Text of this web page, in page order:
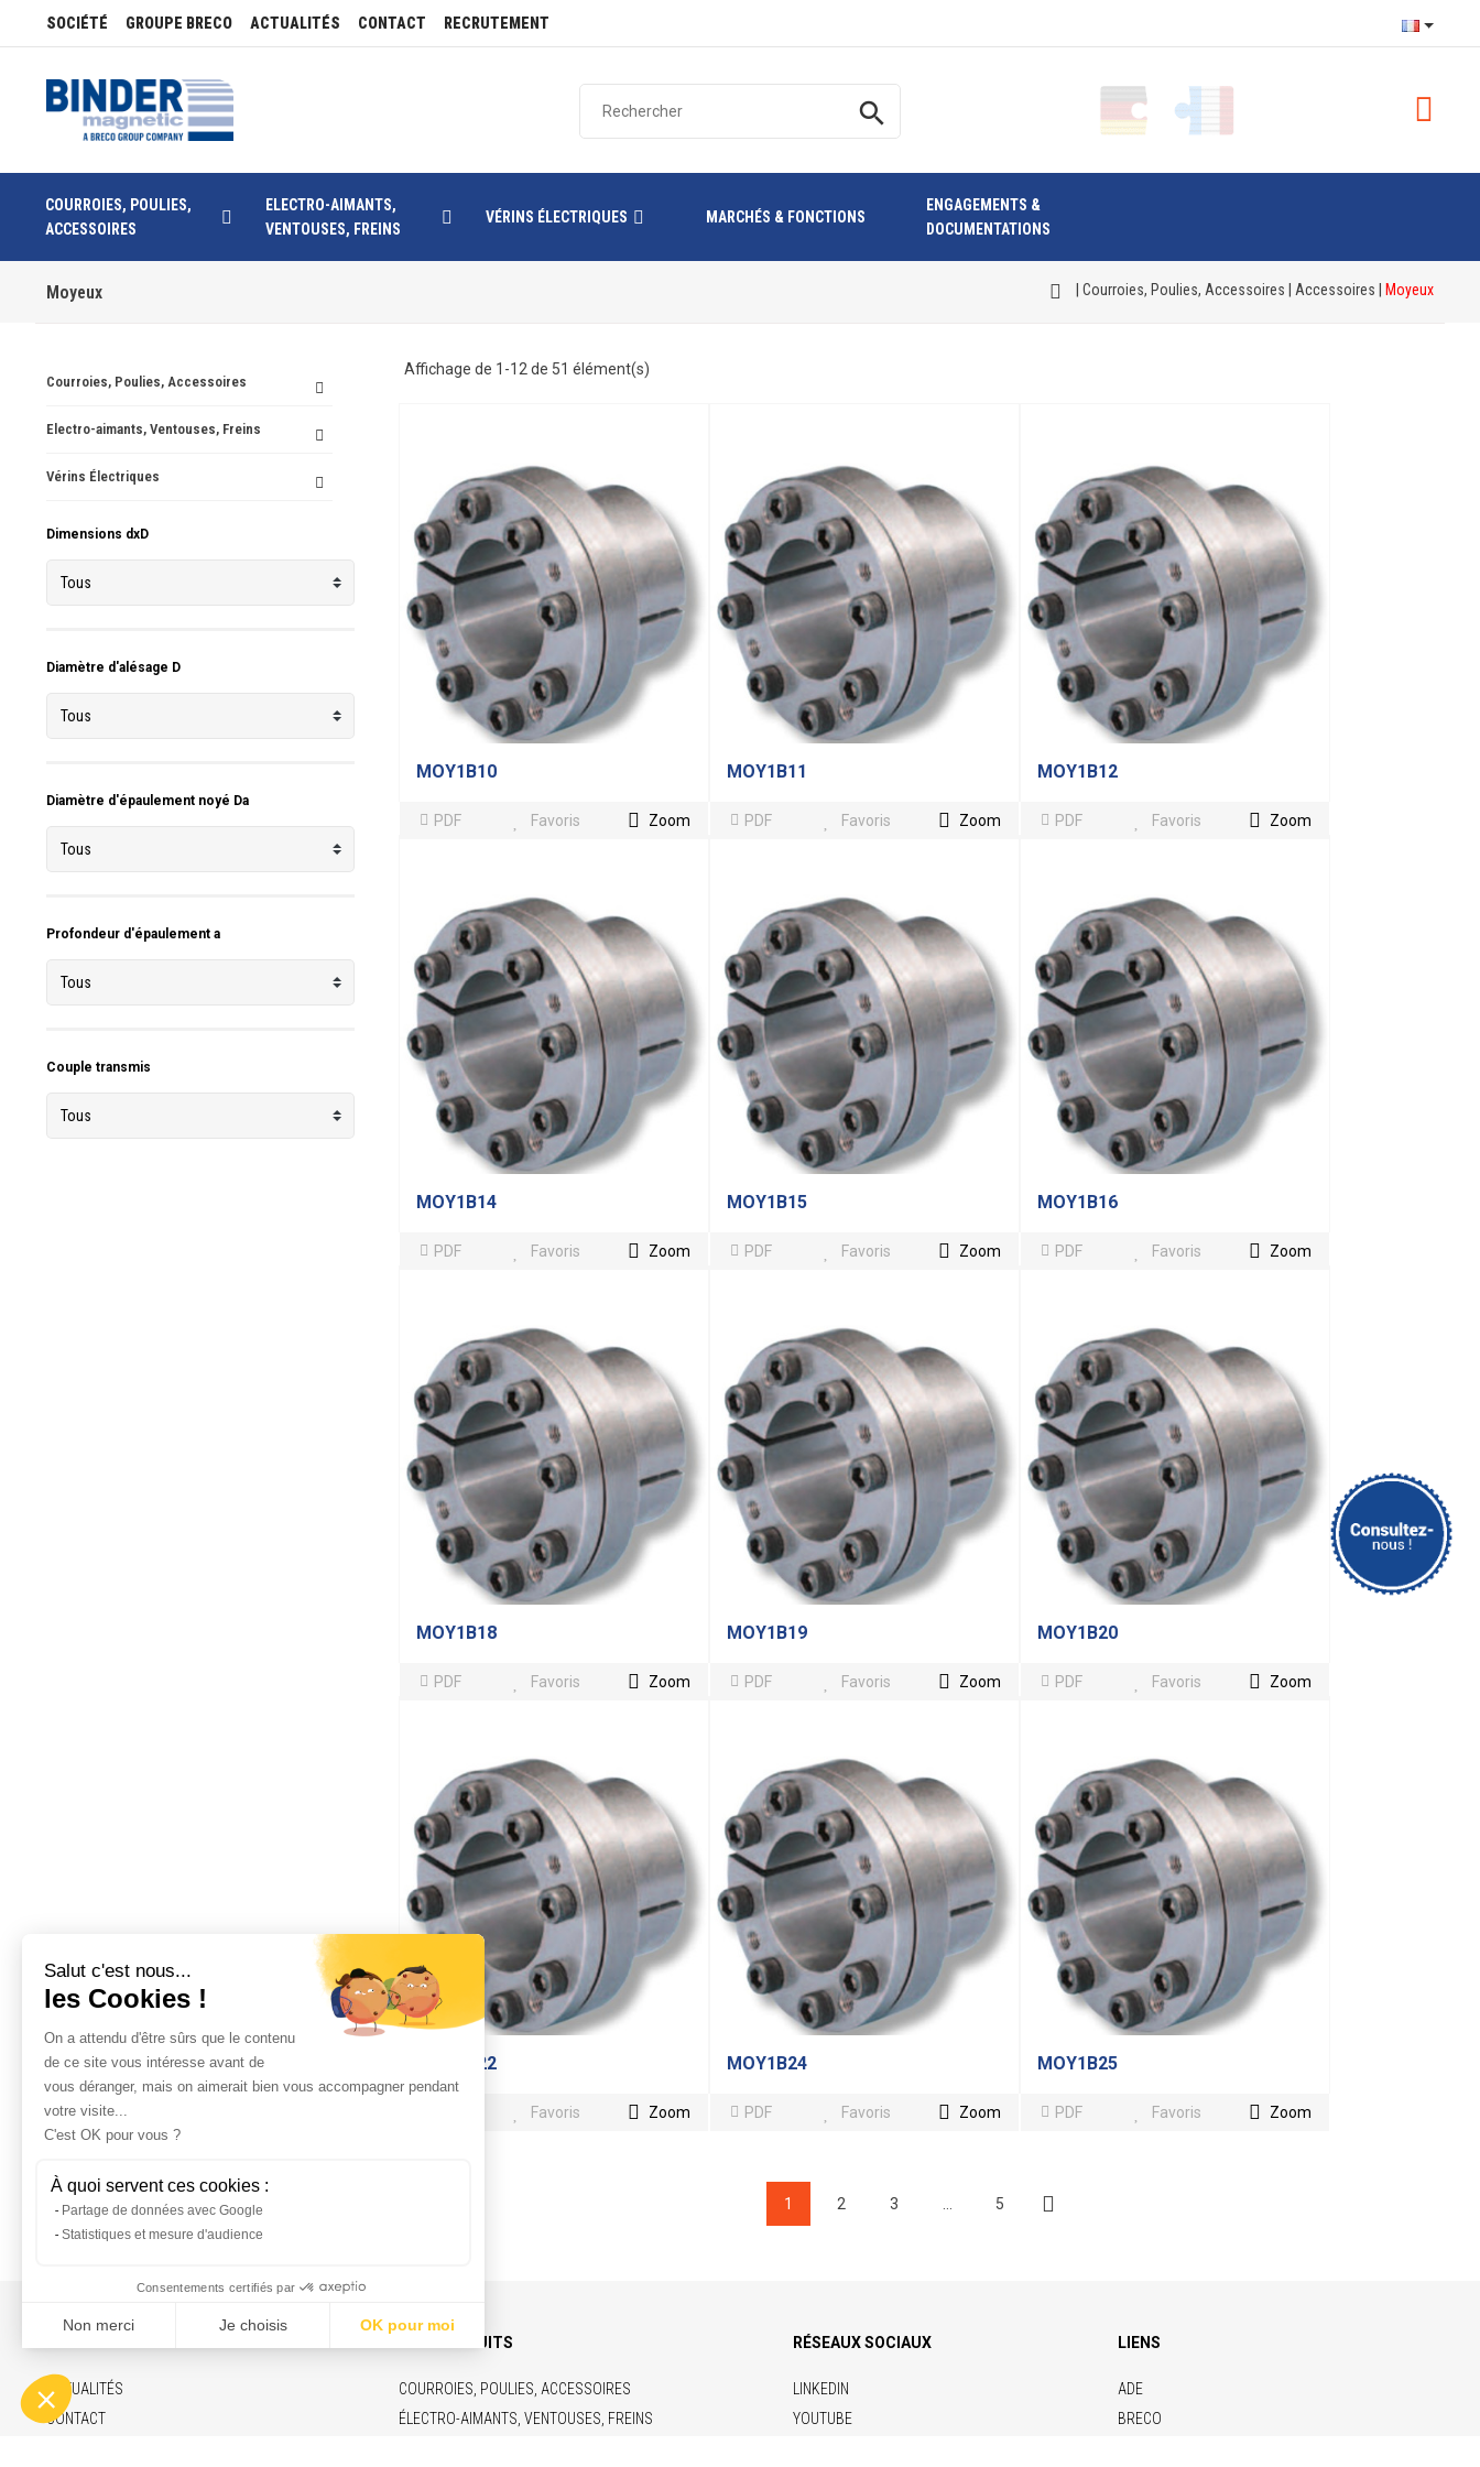
search
SOCIÉTÉ GROUPE BRECO ACTUALITÉS CONTACT RECRUTEMENT
COURROIES, POULIES,
ACCESSOIRES
ELECTRO-AIMANTS,
VENTOUSES, FREINS
VÉRINS ÉLECTRIQUES MARCHÉS & FONCTIONS
ENGAGEMENTS &
DOCUMENTATIONS
Moyeux Courroies, Poulies, Accessoires Accessoires Moyeux
Courroies, Poulies, Accessoires
Electro-aimants, Ventouses, Freins
Vérins Électriques
Dimensions dxD
Diamètre d'alésage D
Diamètre d'épaulement noyé Da
Profondeur d'épaulement a
Couple transmis
Affichage de 1-12 de 51 élément(s)
PDF Favoris Zoom
MOY1B10
PDF Favoris Zoom
MOY1B11
PDF Favoris Zoom
MOY1B12
PDF Favoris Zoom
MOY1B14
PDF Favoris Zoom
MOY1B15
PDF Favoris Zoom
MOY1B16
PDF Favoris Zoom
MOY1B18
PDF Favoris Zoom
MOY1B19
PDF Favoris Zoom
MOY1B20
Favoris Zoom
MOY1B22
PDF Favoris Zoom
MOY1B24
PDF Favoris Zoom
MOY1B25
1 2 3 … 5
Next
ACTUALITÉS
CONTACT
NOS PRODUITS
COURROIES, POULIES, ACCESSOIRES
ÉLECTRO-AIMANTS, VENTOUSES, FREINS
RÉSEAUX SOCIAUX
LINKEDIN
YOUTUBE
LIENS
ADE
BRECO